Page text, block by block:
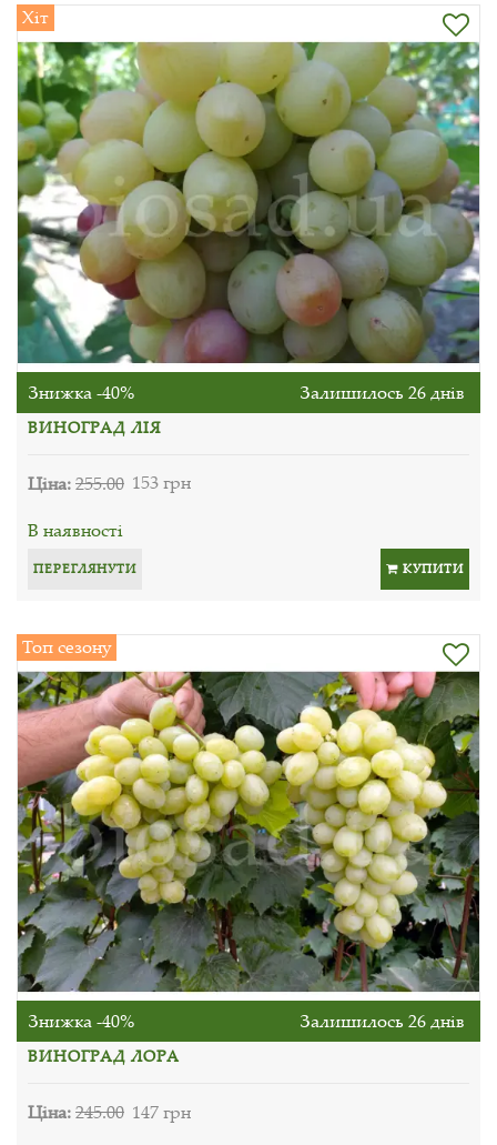
Хіт
Знижка -40% Залишилось 26 днів
ВИНОГРАД ЛІЯ
Ціна:255.00 153 грн
В наявності
ПЕРЕГЛЯНУТИ КУПИТИ
Топ сезону
Знижка -40% Залишилось 26 днів
ВИНОГРАД ЛОРА
Ціна:245.00 147 грн